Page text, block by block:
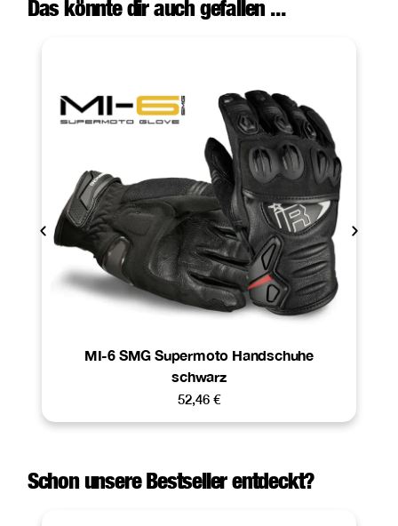
Das könnte dir auch gefallen ...
MI-6 SMG Supermoto Handschuhe
schwarz
52,46 €
Schon unsere Bestseller entdeckt?